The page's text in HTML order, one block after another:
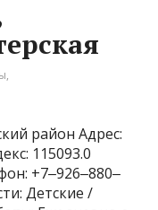
,
район Адрес:
115093.0
+7‒926‒880‒
Детские /